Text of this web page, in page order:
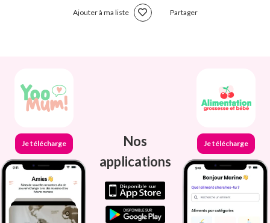
Ajouter à ma liste Partager
Je télécharge
Nos
applications
Je télécharge